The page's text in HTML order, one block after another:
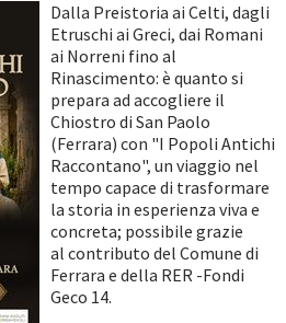
Dalla Preistoria ai Celti, dagli
Etruschi ai Greci, dai Romani
ai Norreni fino al
Rinascimento: è quanto si
prepara ad accogliere il
Chiostro di San Paolo
(Ferrara) con "I Popoli Antichi
Raccontano", un viaggio nel
tempo capace di trasformare
la storia in esperienza viva e
concreta; possibile grazie
al contributo del Comune di
Ferrara e della RER -Fondi
Geco 14.